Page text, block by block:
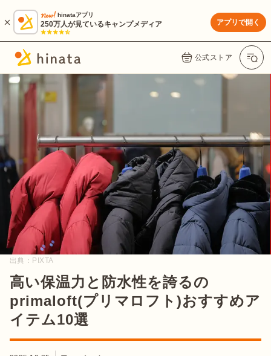
hinataアプリ
250万人が見ているキャンプメディア アプリで開く
公式ストア
出典： PIXTA
高い保温力と防水性を誇るの
primaloft(プリマロフト)おすすめア
イテム10選